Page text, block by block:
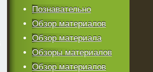
Познавательно
Обзор материалов
Обзор материала
Обзоры материалов
Обзор материалов